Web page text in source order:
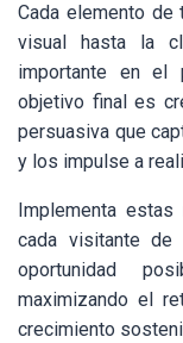
Cada elemento
visual hasta la
importante en el
objetivo final es
persuasiva que
y los impulse a
Implementa
cada visitante
oportunidad
maximizando el
crecimiento